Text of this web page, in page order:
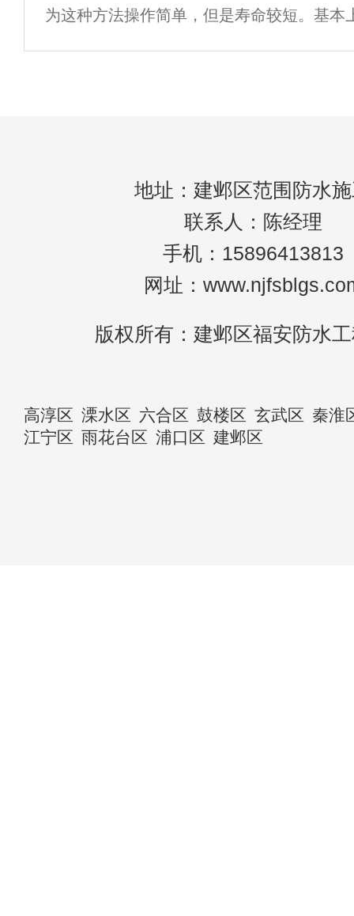
为这种方法操作简单，但是寿命较短。基本
重新做一次渗透防水。2、塑钢泥适用于接
地址：建邺区范围防水
联系人：陈经理
手机：15896413813
网址：
版权所有：建邺区福安防水
高淳区 溧水区 六合区 鼓楼区 玄武区 秦淮
江宁区 雨花台区 浦口区 建邺区